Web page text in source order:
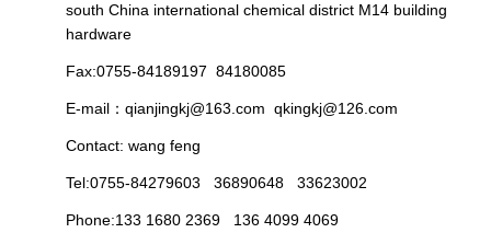
south China international chemical district M14 building
hardware
Fax:0755-84189197 84180085
E-mail：qianjingkj@163.com qkingkj@126.com
Contact: wang feng
Tel:0755-84279603 36890648 33623002
Phone:133 1680 2369 136 4099 4069